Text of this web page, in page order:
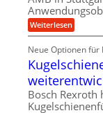
e
U
m
g
e
b
n
a
n
g
l
l
e
n
ü
r
p
r
z
i
e
H
u
o
n
f
ü
r
A
u
t
o
m
o
Weiterlesen:
D
g
i
t
a
l
e
Neue Optionen für
Bosch Rexroth